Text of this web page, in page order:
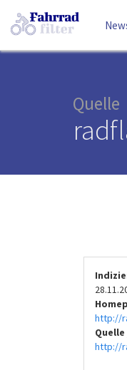
Quelle
http://
http://